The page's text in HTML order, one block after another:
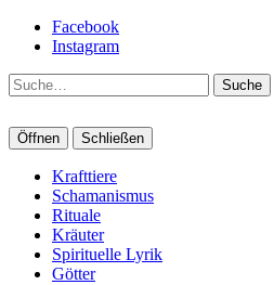
Facebook
Instagram
Suche
Öffnen Schließen
Krafttiere
Schamanismus
Rituale
Kräuter
Spirituelle Lyrik
Götter